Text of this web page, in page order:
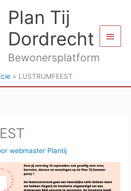
Plan Tij
Dordrecht
Bewonersplatform
LUSTRUMFEEST
webmaster Plantij